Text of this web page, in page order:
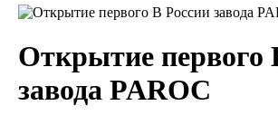
Открытие первого
завода PAROC